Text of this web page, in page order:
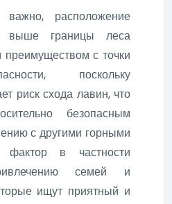
расположение
выше границы леса
с точки
поскольку
риск схода лавин, что
безопасным
с другими горными
фактор в частности
семей и
ищут приятный и